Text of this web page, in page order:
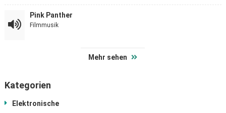
Pink Panther
Filmmusik
Mehr sehen
Kategorien
Elektronische